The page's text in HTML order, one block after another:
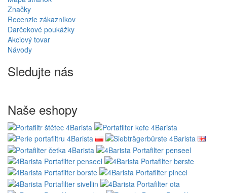
Značky
Recenzie zákazníkov
Darčekové poukážky
Akciový tovar
Návody
Sledujte nás
Naše eshopy